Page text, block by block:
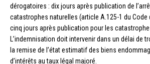
dérogatoires : dix jours après publication de
catastrophes naturelles (article A.125-1 du
cinq jours après publication pour les
L’indemnisation doit intervenir dans un délai de
la remise de l’état estimatif des biens
d’intérêts au taux légal majoré.